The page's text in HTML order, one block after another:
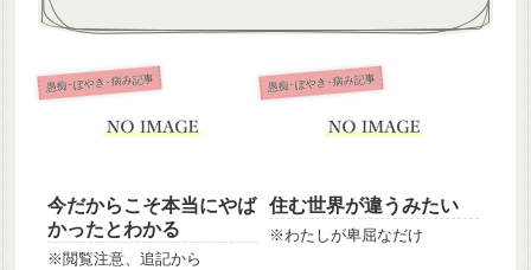
愚痴･ぼやき･病み記事
今だからこそ本当にやば
かったとわかる
※閲覧注意、追記から
愚痴･ぼやき･病み記事
住む世界が違うみたい
※わたしが卑屈なだけ